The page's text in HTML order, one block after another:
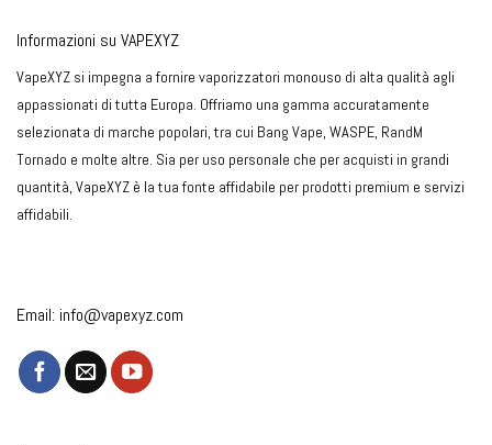
Informazioni su VAPEXYZ
VapeXYZ si impegna a fornire vaporizzatori monouso di alta qualità agli
appassionati di tutta Europa. Offriamo una gamma accuratamente
selezionata di marche popolari, tra cui Bang Vape, WASPE, RandM
Tornado e molte altre. Sia per uso personale che per acquisti in grandi
quantità, VapeXYZ è la tua fonte affidabile per prodotti premium e servizi
affidabili.
Email: info@vapexyz.com